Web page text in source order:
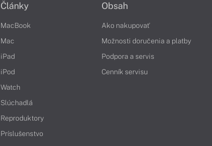
Články
MacBook
Mac
iPad
iPod
Watch
Slúchadlá
Reproduktory
Príslušenstvo
Obsah
Ako nakupovať
Možnosti doručenia a platby
Podpora a servis
Cenník servisu